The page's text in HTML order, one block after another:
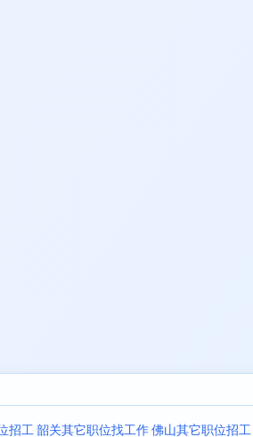
招工 韶关其它职位找工作佛山其它职位招工